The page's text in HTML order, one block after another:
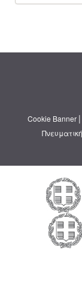
Cookie Banner |